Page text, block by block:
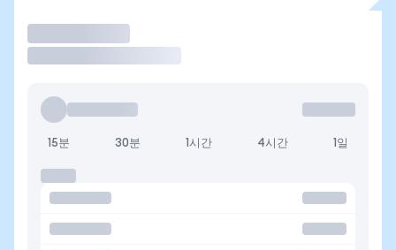
15분 30분 1시간 4시간 1일